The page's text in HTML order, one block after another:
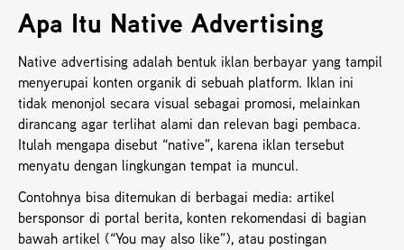
Apa Itu Native Advertising
Native advertising adalah bentuk iklan berbayar yang tampil
menyerupai konten organik di sebuah platform. Iklan ini
tidak menonjol secara visual sebagai promosi, melainkan
dirancang agar terlihat alami dan relevan bagi pembaca.
Itulah mengapa disebut “native”, karena iklan tersebut
menyatu dengan lingkungan tempat ia muncul.
Contohnya bisa ditemukan di berbagai media: artikel
bersponsor di portal berita, konten rekomendasi di bagian
bawah artikel (“You may also like”), atau postingan